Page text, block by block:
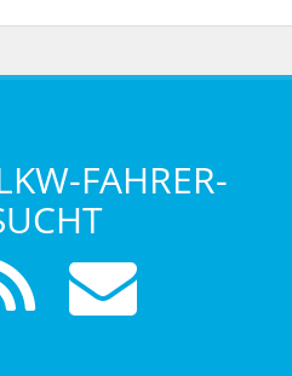
FAHRER-